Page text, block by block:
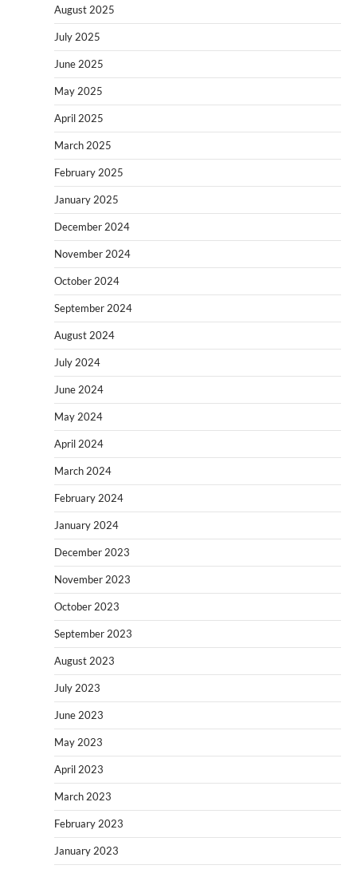
August 2025
July 2025
June 2025
May 2025
April 2025
March 2025
February 2025
January 2025
December 2024
November 2024
October 2024
September 2024
August 2024
July 2024
June 2024
May 2024
April 2024
March 2024
February 2024
January 2024
December 2023
November 2023
October 2023
September 2023
August 2023
July 2023
June 2023
May 2023
April 2023
March 2023
February 2023
January 2023